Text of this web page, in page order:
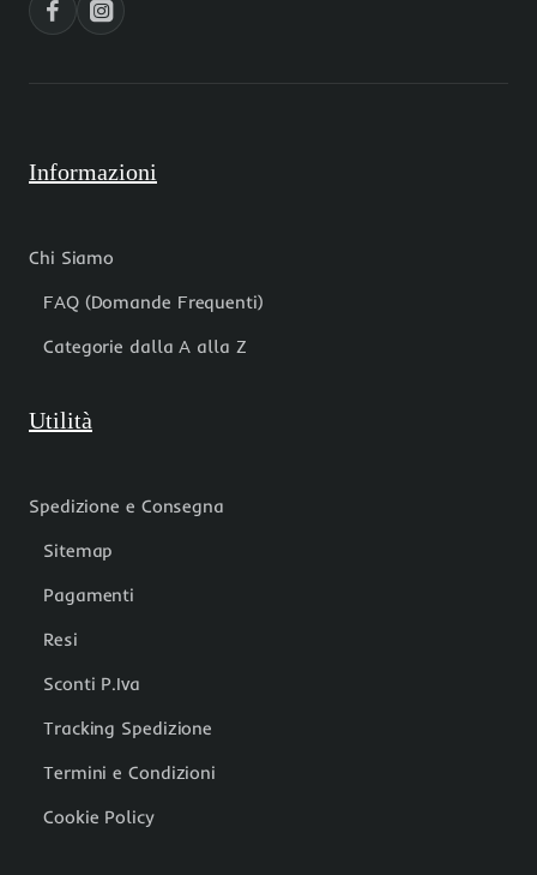
Informazioni
Chi Siamo
FAQ (Domande Frequenti)
Categorie dalla A alla Z
Utilità
Spedizione e Consegna
Sitemap
Pagamenti
Resi
Sconti P.Iva
Tracking Spedizione
Termini e Condizioni
Cookie Policy